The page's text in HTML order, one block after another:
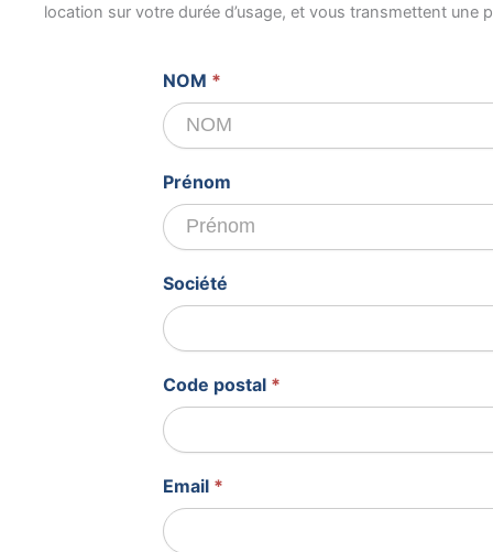
location sur votre durée d’usage, et vous transmettent
Devis
gratuit
NOM *
Prénom
Société
Code postal *
Email *